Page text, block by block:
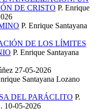
DE CRISTO P. Enrique
P. Enrique Santayana
DE LOS LÍMITES
P. Enrique Santayana
27-05-2026
Santayana Lozano
DEL PARÁCLITO P.
10-05-2026